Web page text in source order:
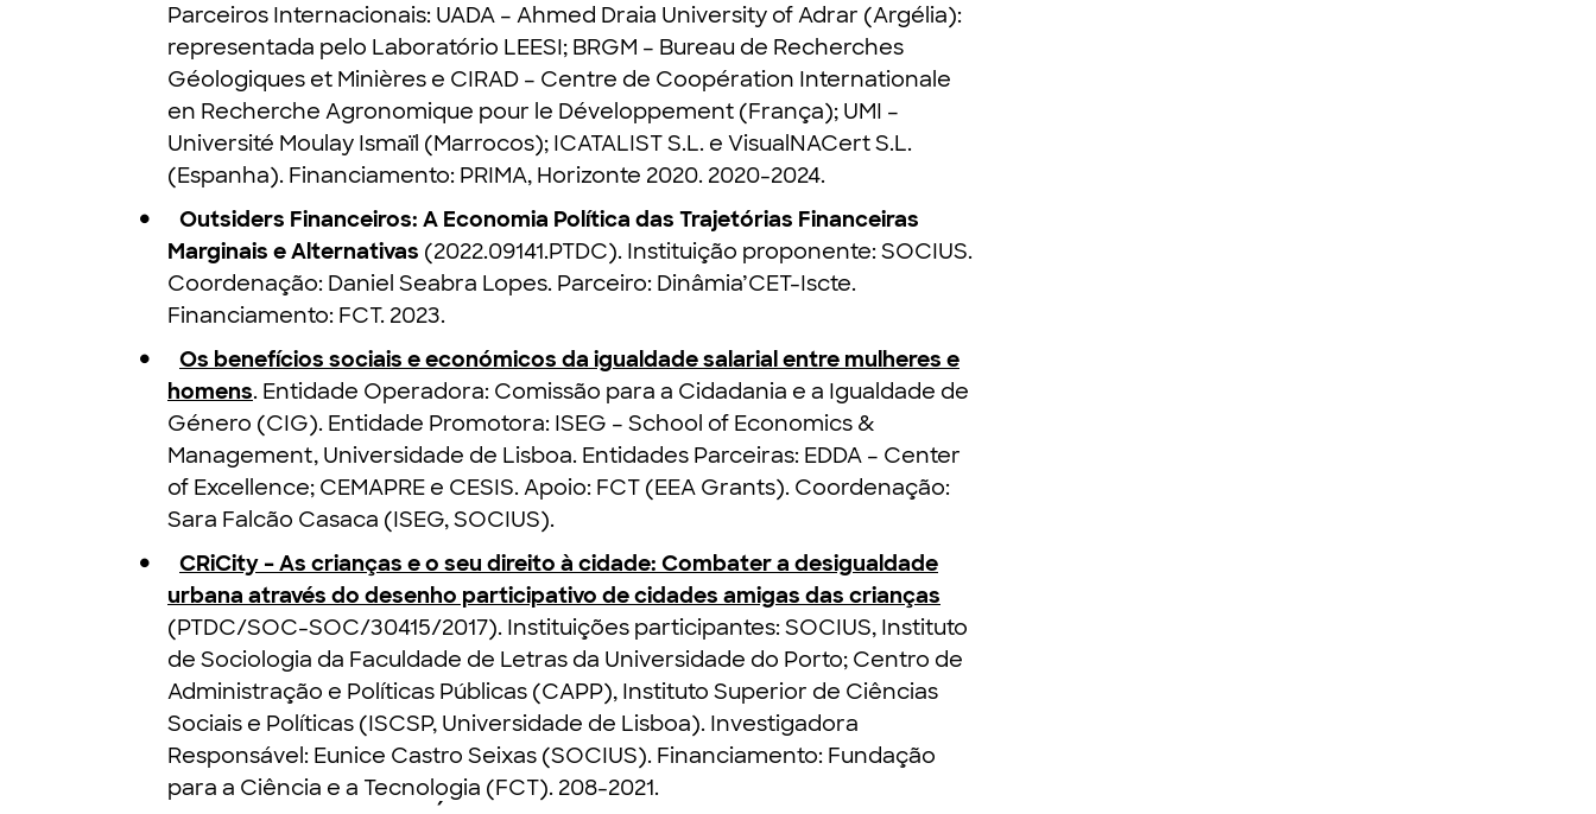
Parceiros Internacionais: UADA – Ahmed Draia University of Adrar (Argélia):
representada pelo Laboratório LEESI; BRGM – Bureau de Recherches
Géologiques et Minières e CIRAD – Centre de Coopération Internationale
en Recherche Agronomique pour le Développement (França); UMI –
Université Moulay Ismaïl (Marrocos); ICATALIST S.L. e VisualNACert S.L.
(Espanha). Financiamento: PRIMA, Horizonte 2020. 2020-2024.
Outsiders Financeiros: A Economia Política das Trajetórias Financeiras
Marginais e Alternativas (2022.09141.PTDC). Instituição proponente: SOCIUS.
Coordenação: Daniel Seabra Lopes. Parceiro: Dinâmia’CET-Iscte.
Financiamento: FCT. 2023.
Os benefícios sociais e económicos da igualdade salarial entre mulheres e
homens. Entidade Operadora: Comissão para a Cidadania e a Igualdade de
Género (CIG). Entidade Promotora: ISEG – School of Economics &
Management, Universidade de Lisboa. Entidades Parceiras: EDDA – Center
of Excellence; CEMAPRE e CESIS. Apoio: FCT (EEA Grants). Coordenação:
Sara Falcão Casaca (ISEG, SOCIUS).
CRiCity – As crianças e o seu direito à cidade: Combater a desigualdade
urbana através do desenho participativo de cidades amigas das crianças
(PTDC/SOC-SOC/30415/2017). Instituições participantes: SOCIUS, Instituto
de Sociologia da Faculdade de Letras da Universidade do Porto; Centro de
Administração e Políticas Públicas (CAPP), Instituto Superior de Ciências
Sociais e Políticas (ISCSP, Universidade de Lisboa). Investigadora
Responsável: Eunice Castro Seixas (SOCIUS). Financiamento: Fundação
para a Ciência e a Tecnologia (FCT). 208-2021.